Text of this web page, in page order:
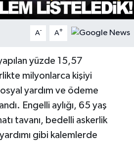
A- A+
yüzde 15,57
milyonlarca kişiyi
yardım ve ödeme
Engelli aylığı, 65 yaş
tavanı, bedelli askerlik
gibi kalemlerde